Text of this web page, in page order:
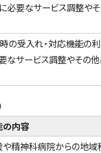
必要なサービス調整や
の受入れ・対応機能の
なサービス調整やその
の内容
精神科病院からの地域